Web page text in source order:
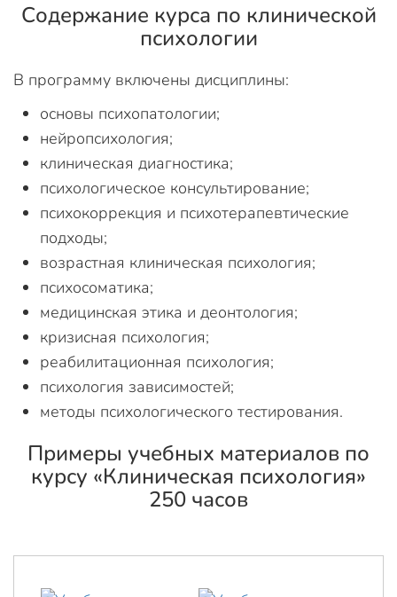
Содержание курса по клинической
психологии
В программу включены дисциплины:
основы психопатологии;
нейропсихология;
клиническая диагностика;
психологическое консультирование;
психокоррекция и психотерапевтические
подходы;
возрастная клиническая психология;
психосоматика;
медицинская этика и деонтология;
кризисная психология;
реабилитационная психология;
психология зависимостей;
методы психологического тестирования.
Примеры учебных материалов по
курсу «Клиническая психология»
250 часов